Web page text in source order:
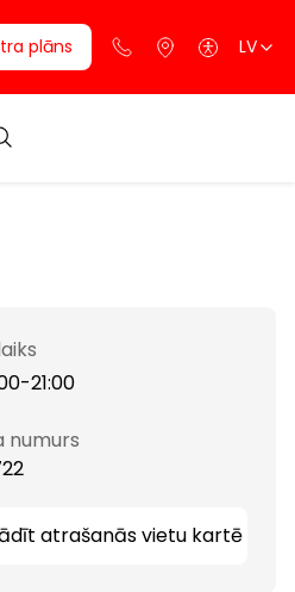
plāns LV
21:00
numurs
atrašanās vietu kartē